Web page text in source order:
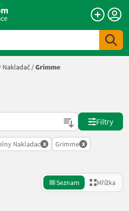
Nakladač /Grimme
Filtry
Nakladac x Grimme x
Seznam Mřížka